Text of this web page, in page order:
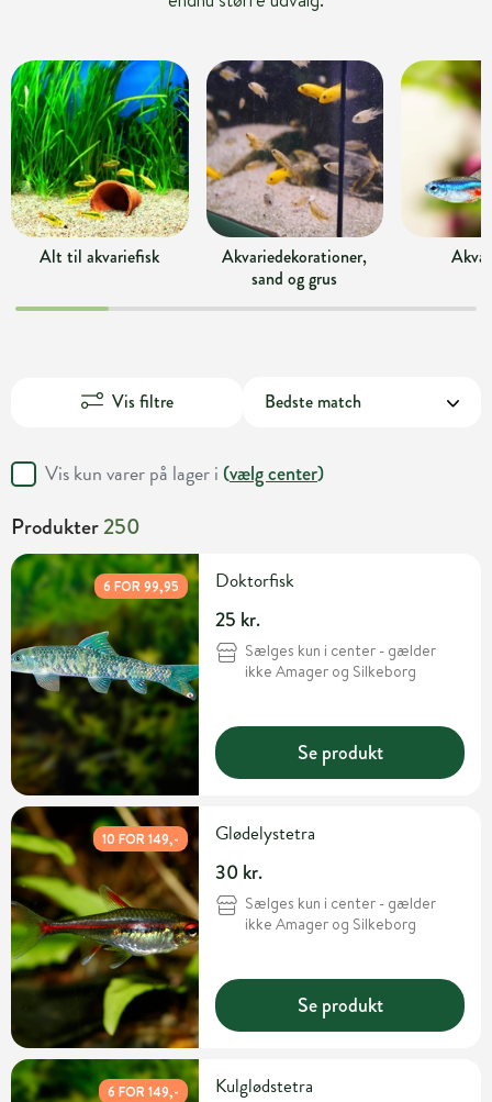
Alt til akvariefisk
Akvariedekorationer,
sand og grus
Vis filtre
Vis kun varer på lager i (vælg center)
Produkter250
6 FOR 99,95 Doktorfisk
25 kr.
Sælges kun i center - gælder
ikke Amager og Silkeborg
Se produkt
10 FOR 149,- Glødelystetra
30 kr.
Sælges kun i center - gælder
ikke Amager og Silkeborg
Se produkt
6 FOR 149,- Kulglødstetra